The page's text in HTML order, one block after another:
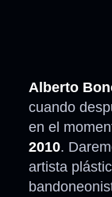
Alberto
cuando
en el
2010.
artista